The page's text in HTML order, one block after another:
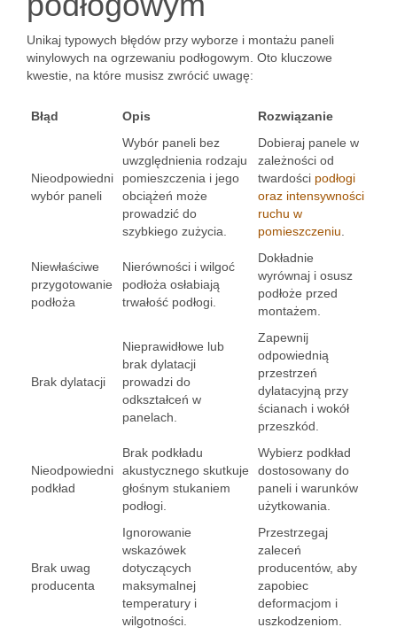
Unikaj typowych błędów przy wyborze i montażu paneli
winylowych na ogrzewaniu podłogowym. Oto kluczowe
kwestie, na które musisz zwrócić uwagę:
Błąd Opis Rozwiązanie
Nieodpowiedni
wybór paneli
Wybór paneli bez
uwzględnienia rodzaju
pomieszczenia i jego
obciążeń może
prowadzić do
szybkiego zużycia.
Dobieraj panele w
zależności od
twardości podłogi
oraz intensywności
ruchu w
pomieszczeniu
Niewłaściwe
przygotowanie
podłoża
Nierówności i wilgoć
podłoża osłabiają
trwałość podłogi.
Dokładnie
wyrównaj i osusz
podłoże przed
montażem.
Brak dylatacji
Nieprawidłowe lub
brak dylatacji
prowadzi do
odkształceń w
panelach.
Zapewnij
odpowiednią
przestrzeń
dylatacyjną przy
ścianach i wokół
przeszkód.
Nieodpowiedni
podkład
Brak podkładu
akustycznego skutkuje
głośnym stukaniem
podłogi.
Wybierz podkład
dostosowany do
paneli i warunków
użytkowania.
Brak uwag
producenta
Ignorowanie
wskazówek
dotyczących
maksymalnej
temperatury i
wilgotności.
Przestrzegaj
zaleceń
producentów, aby
zapobiec
deformacjom i
uszkodzeniom.